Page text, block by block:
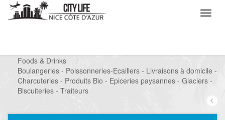
Foods & Drinks
/
Boulangeries - Poissonneries-Ecaillers - Livraisons à domicile -
Charcuteries - Produits Bio - Epiceries paysannes - Glaciers -
Biscuiteries - Traiteurs